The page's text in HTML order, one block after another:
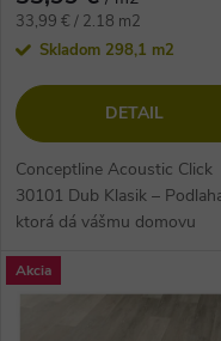
o
d
u
k
t
o
d
u
k
t
Jednotková
cena:
33,99 € / 2.18 m2
Skladom 298,1 m2
DETAIL
Conceptline Acoustic Click
30101 Dub Klasik –
ktorá dá vášmu domovu
domov, kde sa spája
Akcia